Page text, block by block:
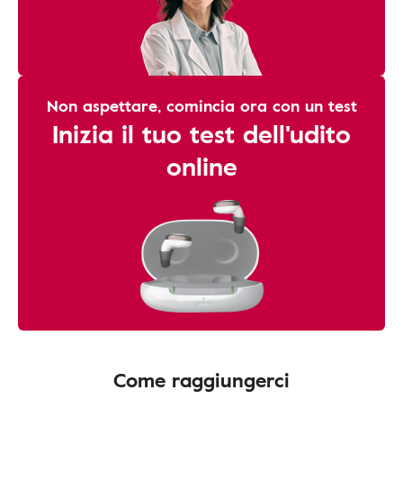
Non aspettare, comincia ora con un test
Inizia il tuo test dell'udito
online
Come raggiungerci